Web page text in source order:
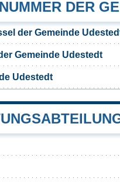
DER
der Gemeinde
Gemeinde Udestedt
Udestedt